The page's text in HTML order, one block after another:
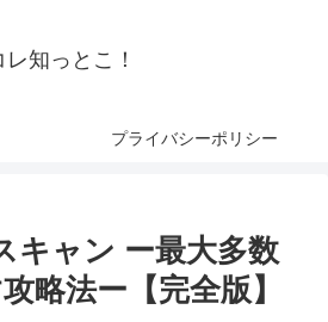
レ知っとこ！
プライバシーポリシー
キャン ー最大多数
略法ー【完全版】